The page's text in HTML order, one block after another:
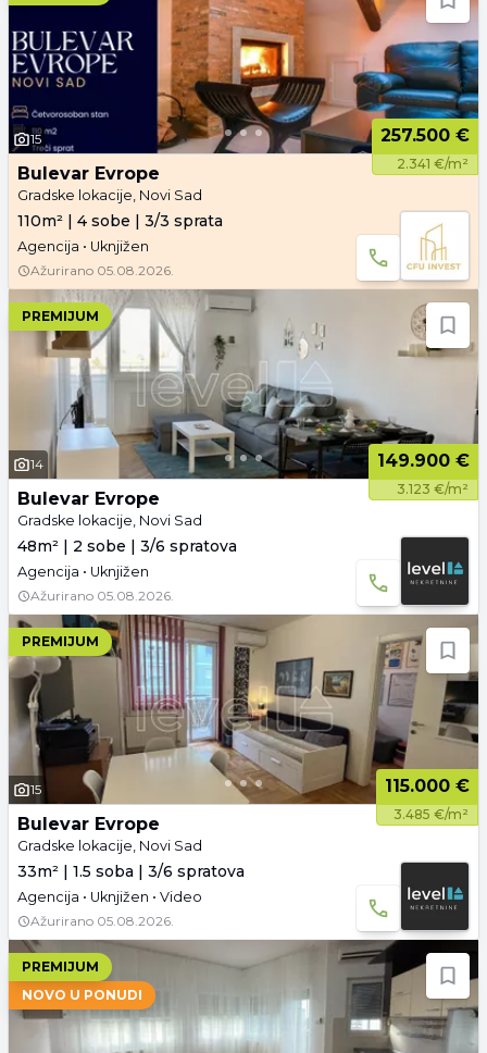
15 257.500 €
2.341 €/m²
Bulevar Evrope
Gradske lokacije, Novi Sad
110m² | 4 sobe | 3/3 sprata
Agencija • Uknjižen
Ažurirano 05.08.2026.
PREMIJUM
14 149.900 €
3.123 €/m²
Bulevar Evrope
Gradske lokacije, Novi Sad
48m² | 2 sobe | 3/6 spratova
Agencija • Uknjižen
Ažurirano 05.08.2026.
PREMIJUM
15 115.000 €
3.485 €/m²
Bulevar Evrope
Gradske lokacije, Novi Sad
33m² | 1.5 soba | 3/6 spratova
Agencija • Uknjižen • Video
Ažurirano 05.08.2026.
PREMIJUM
NOVO U PONUDI